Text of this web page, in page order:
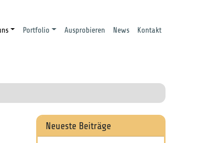
Portfolio Ausprobieren News Kontakt
Neueste Beiträge